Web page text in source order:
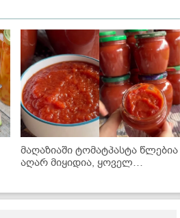
მაღაზიაში ტომატპასტა წლებია
აღარ მიყიდია, ყოველ
რეცეპტი